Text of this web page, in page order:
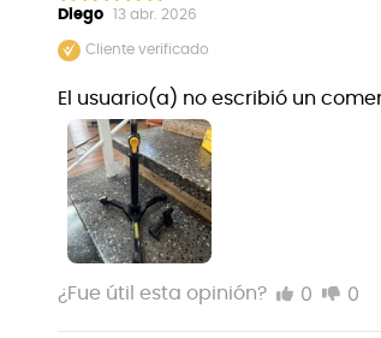
Diego 13 abr. 2026
Cliente verificado
El usuario(a) no escribió un
¿Fue útil esta opinión? 0 0